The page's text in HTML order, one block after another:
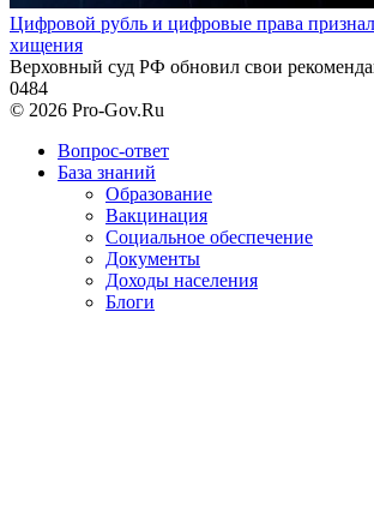
Цифровой рубль и цифровые права
хищения
Верховный суд РФ обновил свои
0484
© 2026 Pro-Gov.Ru
Вопрос-ответ
База знаний
Образование
Вакцинация
Социальное обеспечение
Документы
Доходы населения
Блоги